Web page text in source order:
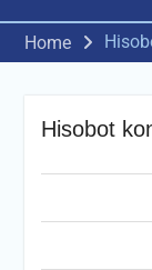
Home
Hisobot